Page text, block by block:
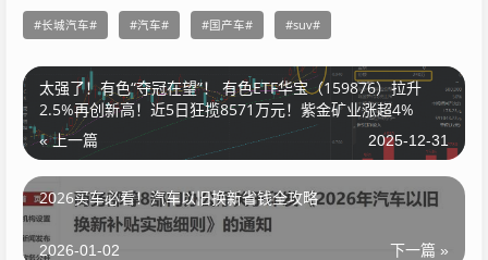
长城汽车 汽车 国产车 suv
太强了！有色“夺冠在望”！ 有色ETF华宝（159876）拉升
2.5%再创新高！近5日狂揽8571万元！紫金矿业涨超4%
« 上一篇 2025-12-31
2026买车必看！汽车以旧换新省钱全攻略
下一篇 »
2026-01-02